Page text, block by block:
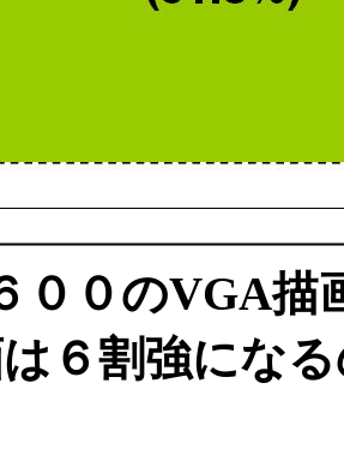
００のVGA
６割強にな